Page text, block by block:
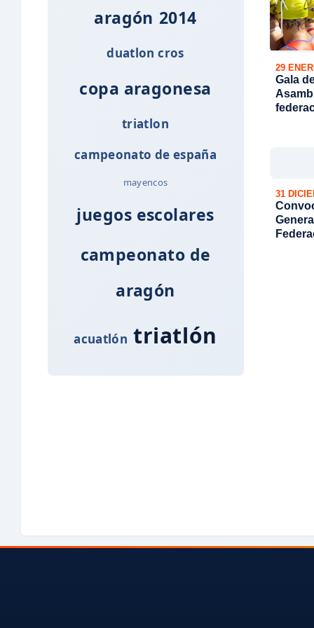
aragón 2014
duatlon cros
copa aragonesa
triatlon
campeonato de españa
mayencos
juegos escolares
campeonato de
aragón
acuatlón triatlón
29
Gala
31